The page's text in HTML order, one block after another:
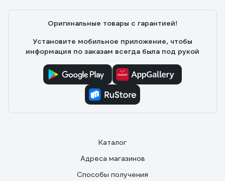
Оригинальные товары с гарантией!
Установите мобильное приложение, чтобы
информация по заказам всегда была под рукой
Каталог
Адреса магазинов
Способы получения